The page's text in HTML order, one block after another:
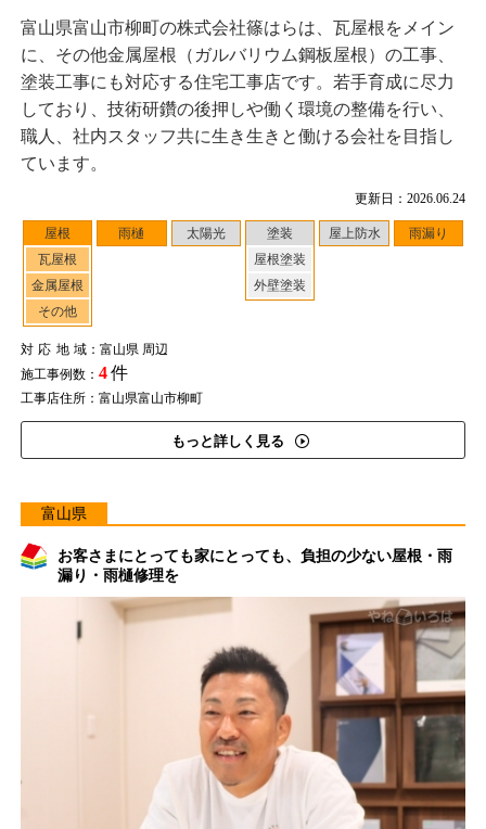
更新日：2026.06.24
屋根
瓦屋根
金属屋根
その他
雨樋 太陽光
塗装
屋根塗装
外壁塗装
屋上防水 雨漏り
対応地域：富山県 周辺
施工事例数： 4件
工事店住所：富山県富山市柳町
もっと詳しく見る
富山県富山市柳町の株式会社篠はらは、瓦屋根をメイン
に、その他金属屋根（ガルバリウム鋼板屋根）の工事、
塗装工事にも対応する住宅工事店です。若手育成に尽力
しており、技術研鑽の後押しや働く環境の整備を行い、
職人、社内スタッフ共に生き生きと働ける会社を目指し
ています。
富山県
お客さまにとっても家にとっても、負担の少ない屋根・雨
漏り・雨樋修理を